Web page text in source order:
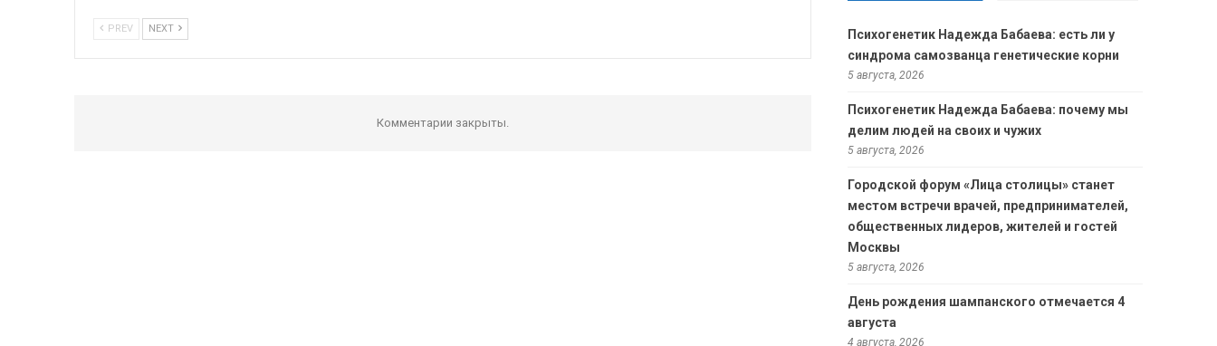
PREV NEXT
Комментарии закрыты.
Психогенетик Надежда Бабаева: есть ли у
синдрома самозванца генетические корни
5 августа, 2026
Психогенетик Надежда Бабаева: почему мы
делим людей на своих и чужих
5 августа, 2026
Городской форум «Лица столицы» станет
местом встречи врачей, предпринимателей,
общественных лидеров, жителей и гостей
Москвы
5 августа, 2026
День рождения шампанского отмечается 4
августа
4 августа, 2026